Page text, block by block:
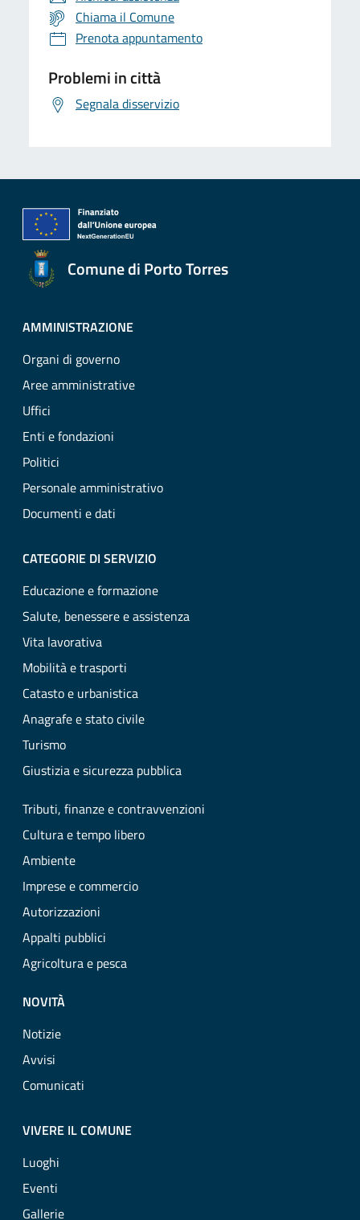
Chiama il Comune
Prenota appuntamento
Problemi in città
Segnala disservizio
Comune di Porto Torres
AMMINISTRAZIONE
Organi di governo
Aree amministrative
Uffici
Enti e fondazioni
Politici
Personale amministrativo
Documenti e dati
CATEGORIE DI SERVIZIO
Educazione e formazione
Salute, benessere e assistenza
Vita lavorativa
Mobilità e trasporti
Catasto e urbanistica
Anagrafe e stato civile
Turismo
Giustizia e sicurezza pubblica
Tributi, finanze e contravvenzioni
Cultura e tempo libero
Ambiente
Imprese e commercio
Autorizzazioni
Appalti pubblici
Agricoltura e pesca
NOVITÀ
Notizie
Avvisi
Comunicati
VIVERE IL COMUNE
Luoghi
Eventi
Gallerie